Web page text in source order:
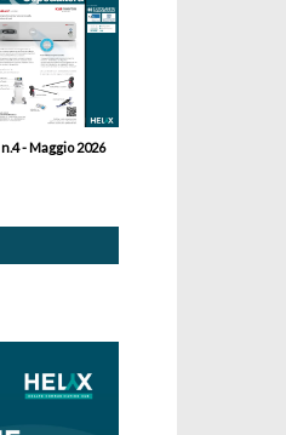
n.4 - Maggio 2026